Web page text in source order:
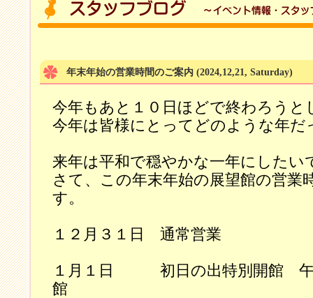
年末年始の営業時間のご案内 (2024,12,21, Saturday)
今年もあと１０日ほどで終わろうと
今年は皆様にとってどのような年だ
来年は平和で穏やかな一年にしたい
さて、この年末年始の展望館の営業
す。
１２月３１日 通常営業
１月１日 初日の出特別開館 午
館